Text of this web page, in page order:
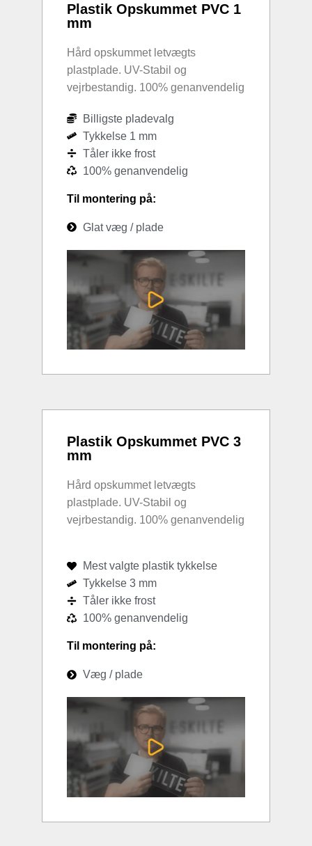
Plastik Opskummet PVC 1
mm
Hård opskummet letvægts
plastplade. UV-Stabil og
vejrbestandig. 100% genanvendelig
Billigste pladevalg
Tykkelse 1 mm
Tåler ikke frost
100% genanvendelig
Til montering på:
Glat væg / plade
Plastik Opskummet PVC 3
mm
Hård opskummet letvægts
plastplade. UV-Stabil og
vejrbestandig. 100% genanvendelig
Mest valgte plastik tykkelse
Tykkelse 3 mm
Tåler ikke frost
100% genanvendelig
Til montering på:
Væg / plade